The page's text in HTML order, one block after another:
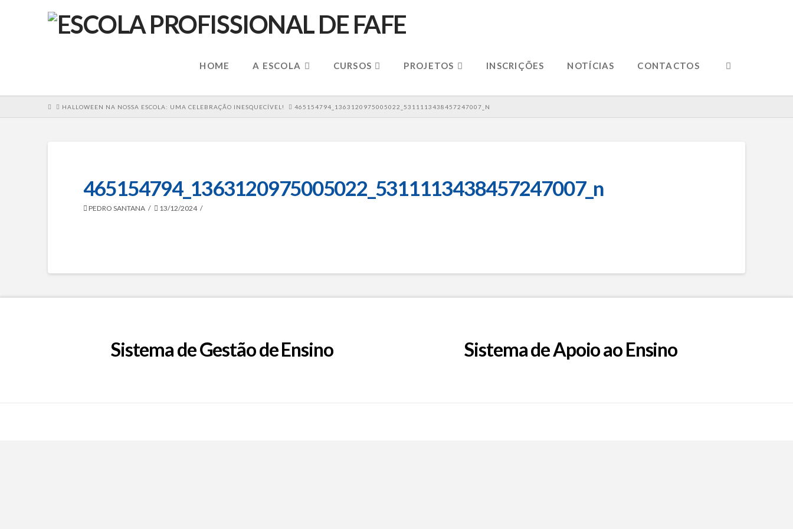
HOME A ESCOLA CURSOS PROJETOS INSCRIÇÕES NOTÍCIAS CONTACTOS
HOMEHALLOWEEN NA NOSSA ESCOLA: UMA CELEBRAÇÃO INESQUECÍVEL! 465154794_1363120975005022_5311113438457247007_N
465154794_1363120975005022_5311113438457247007_n
PEDRO SANTANA 13/12/2024
Sistema de Gestão de Ensino Sistema de Apoio ao Ensino